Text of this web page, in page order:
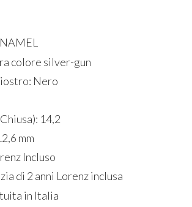
colore silver-gun
Nero
14,2
mm
Incluso
di 2 anni Lorenz inclusa
in Italia